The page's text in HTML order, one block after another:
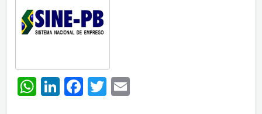
WhatsApp
LinkedIn
Facebook
Twitter